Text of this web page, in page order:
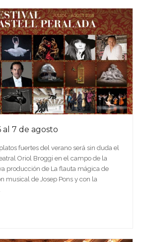
al 7 de agosto
fuertes del verano será sin duda el
Oriol Broggi en el campo de la
producción de La flauta mágica de
musical de Josep Pons y con la